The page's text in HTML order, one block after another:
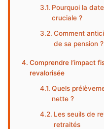
Pourquoi la
cruciale ?
Comment
de sa pension ?
Comprendre l’impact
revalorisée
Quels
nette ?
Les seuils de
retraités